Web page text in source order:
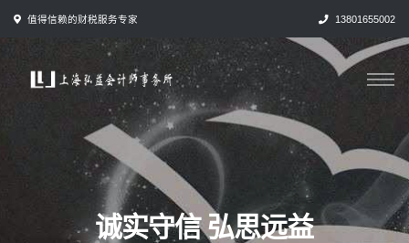
值得信赖的财税服务专家 13801655002
诚实守信 弘思远益